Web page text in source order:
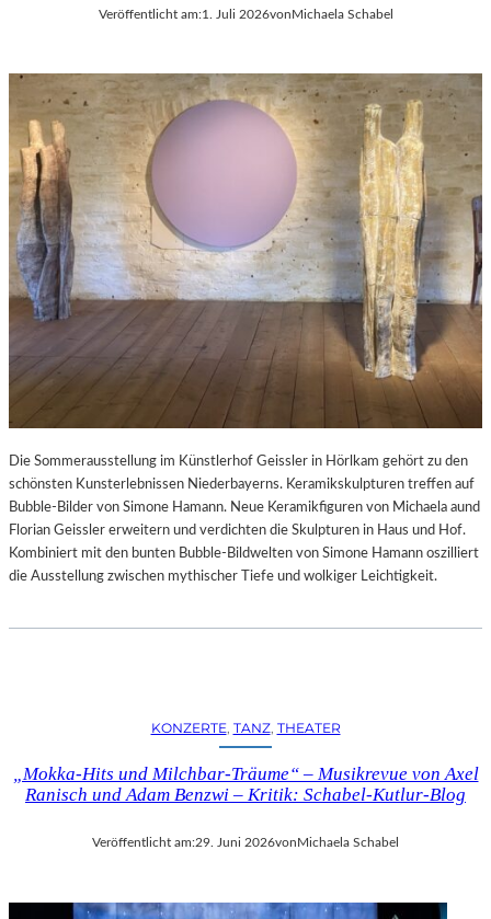
Veröffentlicht am:1. Juli 2026vonMichaela Schabel
Die Sommerausstellung im Künstlerhof Geissler in Hörlkam gehört zu den
schönsten Kunsterlebnissen Niederbayerns. Keramikskulpturen treffen auf
Bubble-Bilder von Simone Hamann. Neue Keramikfiguren von Michaela aund
Florian Geissler erweitern und verdichten die Skulpturen in Haus und Hof.
Kombiniert mit den bunten Bubble-Bildwelten von Simone Hamann oszilliert
die Ausstellung zwischen mythischer Tiefe und wolkiger Leichtigkeit.
KONZERTE, TANZ, THEATER
„Mokka-Hits und Milchbar-Träume“ – Musikrevue von Axel
Ranisch und Adam Benzwi – Kritik: Schabel-Kutlur-Blog
Veröffentlicht am:29. Juni 2026von Michaela Schabel